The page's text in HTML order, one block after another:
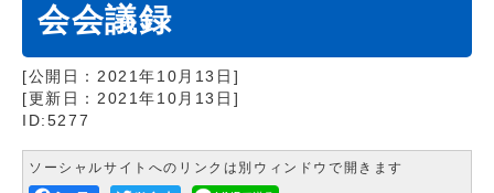
会会議録
[公開日： 2021年10月13日 ]
[更新日： 2021年10月13日 ]
ID:5277
ソーシャルサイトへのリンクは別ウィンドウで開きます